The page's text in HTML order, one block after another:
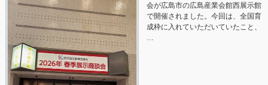
会が広島市の広島産業会館西展示館
で開催されました。今回は、全国育
成枠に入れていただいていたこと、
…